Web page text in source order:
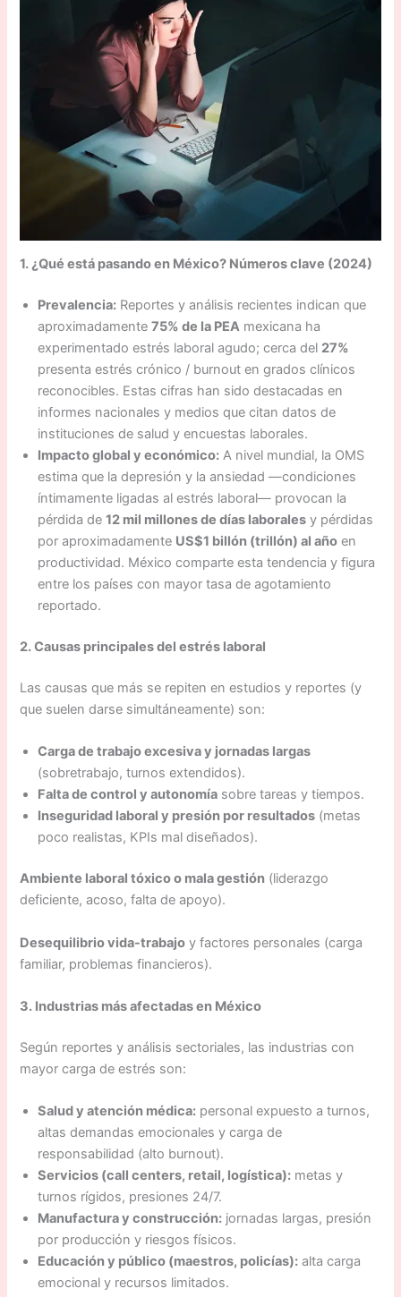
1. ¿Qué está pasando en México? Números clave (2024)
Prevalencia: Reportes y análisis recientes indican que
aproximadamente75% de la PEA mexicana ha
experimentado estrés laboral agudo; cerca del 27%
presenta estrés crónico / burnout en grados clínicos
reconocibles. Estas cifras han sido destacadas en
informes nacionales y medios que citan datos de
instituciones de salud y encuestas laborales.
Impacto global y económico: A nivel mundial, la OMS
estima que la depresión y la ansiedad —condiciones
íntimamente ligadas al estrés laboral— provocan la
pérdida de12 mil millones de días laborales y pérdidas
por aproximadamente US$1 billón (trillón) al año en
productividad. México comparte esta tendencia y figura
entre los países con mayor tasa de agotamiento
reportado.
2. Causas principales del estrés laboral
Las causas que más se repiten en estudios y reportes (y
que suelen darse simultáneamente) son:
Carga de trabajo excesiva y jornadas largas
(sobretrabajo, turnos extendidos).
Falta de control y autonomía sobre tareas y tiempos.
Inseguridad laboral y presión por resultados (metas
poco realistas, KPIs mal diseñados).
Ambiente laboral tóxico o mala gestión (liderazgo
deficiente, acoso, falta de apoyo).
Desequilibrio vida-trabajo y factores personales (carga
familiar, problemas financieros).
3. Industrias más afectadas en México
Según reportes y análisis sectoriales, las industrias con
mayor carga de estrés son:
Salud y atención médica: personal expuesto a turnos,
altas demandas emocionales y carga de
responsabilidad (alto burnout).
Servicios (call centers, retail, logística): metas y
turnos rígidos, presiones 24/7.
Manufactura y construcción: jornadas largas, presión
por producción y riesgos físicos.
Educación y público (maestros, policías): alta carga
emocional y recursos limitados.